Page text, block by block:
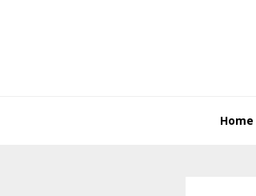
Home